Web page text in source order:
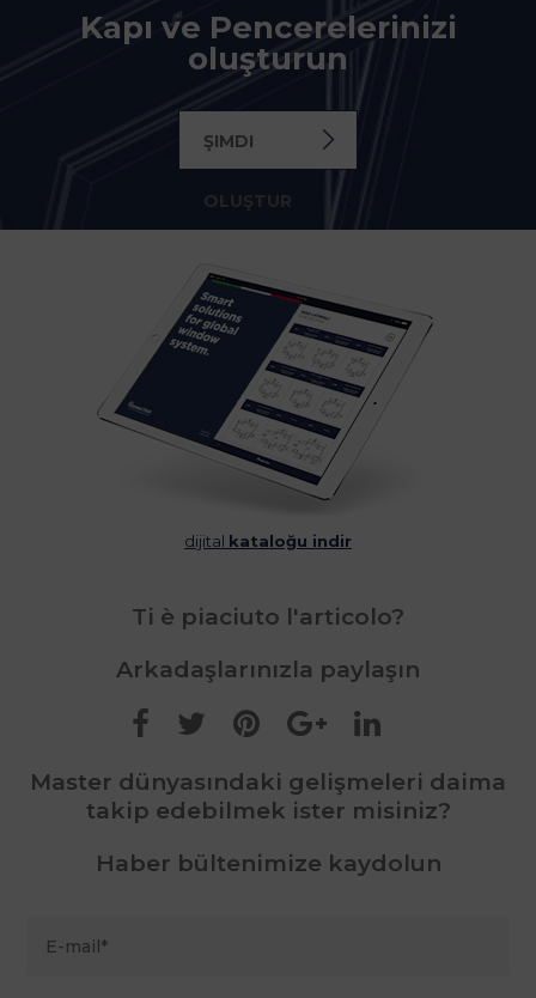
Kapı ve Pencerelerinizi
oluşturun
ŞIMDI
OLUŞTUR
dijital kataloğu indir
Ti è piaciuto l'articolo?
Arkadaşlarınızla paylaşın
Master dünyasındaki gelişmeleri daima
takip edebilmek ister misiniz?
Haber bültenimize kaydolun